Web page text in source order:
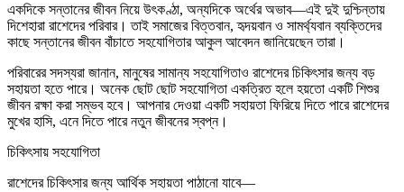
একদিকে সন্তানের জীবন নিয়ে উৎকণ্ঠা, অন্যদিকে অর্থের অভাব—এই দুই দুশ্চিন্তায়
দিশেহারা রাশেদের পরিবার। তাই সমাজের বিত্তবান, হৃদয়বান ও সামর্থ্যবান ব্যক্তিদের
কাছে সন্তানের জীবন বাঁচাতে সহযোগিতার আকুল আবেদন জানিয়েছেন তারা।
পরিবারের সদস্যরা জানান, মানুষের সামান্য সহযোগিতাও রাশেদের চিকিৎসার জন্য বড়
সহায়তা হতে পারে। অনেক ছোট ছোট সহযোগিতা একত্রিত হলে হয়তো একটি শিশুর
জীবন রক্ষা করা সম্ভব হবে। আপনার দেওয়া একটি সহায়তা ফিরিয়ে দিতে পারে রাশেদের
মুখের হাসি, এনে দিতে পারে নতুন জীবনের স্বপ্ন।
চিকিৎসায় সহযোগিতা
রাশেদের চিকিৎসার জন্য আর্থিক সহায়তা পাঠানো যাবে—